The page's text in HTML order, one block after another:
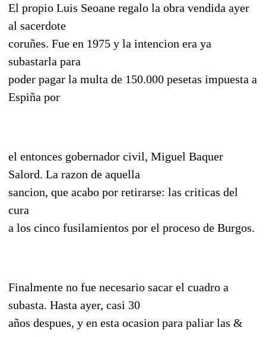
El propio Luis Seoane regalo la obra vendida ayer
al sacerdote
coruñes. Fue en 1975 y la intencion era ya
subastarla para
poder pagar la multa de 150.000 pesetas impuesta a
Espiña por
el entonces gobernador civil, Miguel Baquer
Salord. La razon de aquella
sancion, que acabo por retirarse: las criticas del
cura
a los cinco fusilamientos por el proceso de Burgos.
Finalmente no fue necesario sacar el cuadro a
subasta. Hasta ayer, casi 30
años despues, y en esta ocasion para paliar las &